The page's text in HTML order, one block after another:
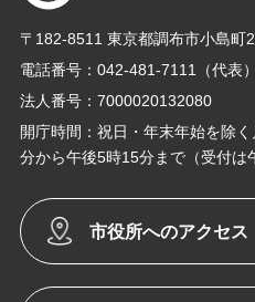
〒182-8511 東京都調布市小島町
電話番号：042-481-7111（代表）
法人番号：7000020132080
開庁時間：祝日・年末年始を除
分から午後5時15分まで（受付は
市役所へのアクセス